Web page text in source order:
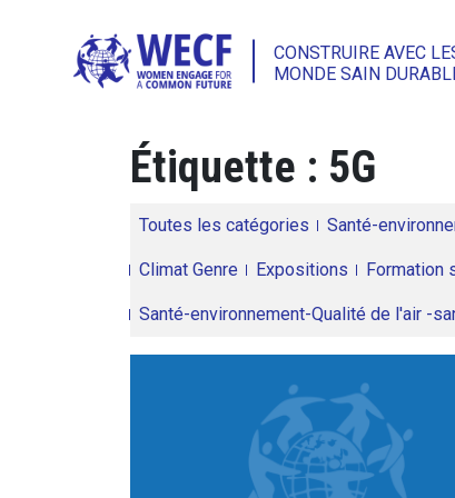
CONSTRUIRE AVEC
MONDE SAIN
Étiquette : 5G
Toutes les catégories Santé-
Climat Genre Expositions Formation
Santé-environnement-Qualité de l'air -